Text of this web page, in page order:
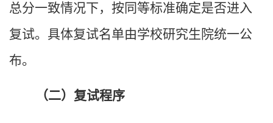
总分一致情况下，按同等标准确定是否进入
复试。具体复试名单由学校研究生院统一公
布。
（二）复试程序